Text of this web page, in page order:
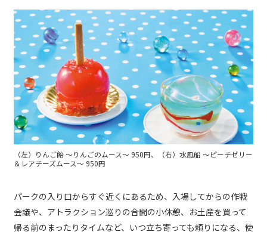
（左）りんご飴 ～りんごのムース～ 950円、（右）水風船 ～ピーチゼリー
＆レアチーズムース～ 950円
パークの入り口からすぐ近くにあるため、入場してからの作戦
会議や、アトラクション巡りの合間の小休憩、お土産を買って
帰る前のまったりタイムなど、いつ立ち寄っても頼りになる、使